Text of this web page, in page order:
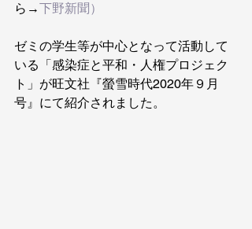
ら→下野新聞 ）
ゼミの学生等が中心となって活動して
いる「感染症と平和・人権プロジェク
ト」が旺文社『螢雪時代2020年９月
号』にて紹介されました。